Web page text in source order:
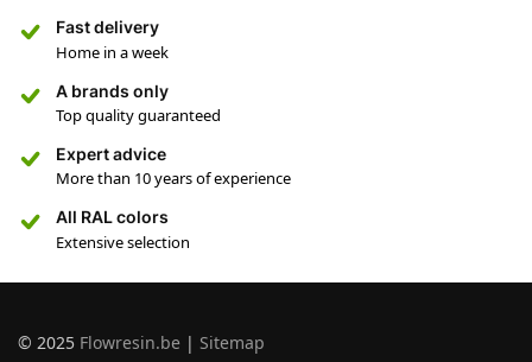
Fast delivery
Home in a week
A brands only
Top quality guaranteed
Expert advice
More than 10 years of experience
All RAL colors
Extensive selection
© 2025 Flowresin.be | Sitemap